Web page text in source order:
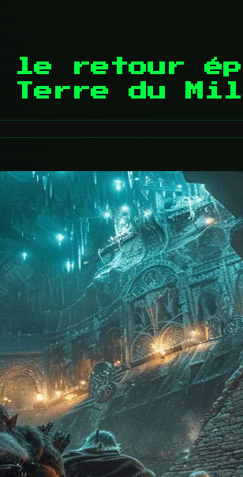
retour
Terre du